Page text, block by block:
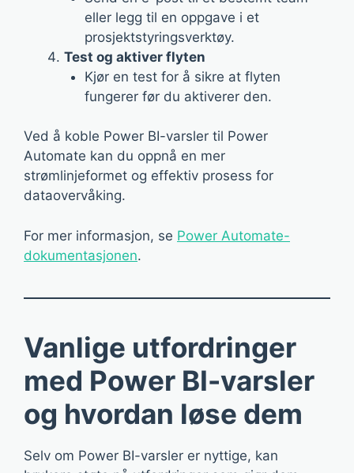
eller legg til en oppgave i et
prosjektstyringsverktøy.
Test og aktiver flyten
Kjør en test for å sikre at flyten
fungerer før du aktiverer den.
Ved å koble Power BI-varsler til Power
Automate kan du oppnå en mer
strømlinjeformet og effektiv prosess for
dataovervåking.
For mer informasjon, se Power Automate-
dokumentasjonen.
Vanlige utfordringer
med Power BI-varsler
og hvordan løse dem
Selv om Power BI-varsler er nyttige, kan